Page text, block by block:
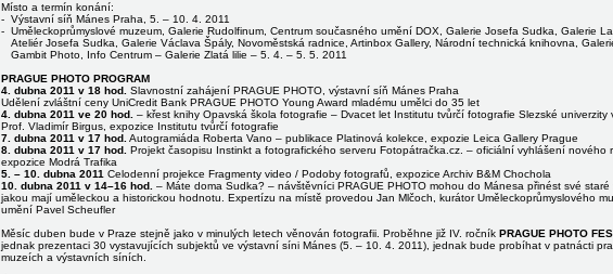
Místo a termín konání:
- Výstavní síň Mánes Praha, 5. – 10. 4. 2011
- Uměleckoprůmyslové muzeum, Galerie Rudolfinum, Centrum současného umění DOX, Galerie Josefa Sudka, Galerie
Ateliér Josefa Sudka, Galerie Václava Špály, Novoměstská radnice, Artinbox Gallery, Národní technická knihovna,
Gambit Photo, Info Centrum – Galerie Zlatá lilie – 5. 4. – 5. 5. 2011
PRAGUE PHOTO PROGRAM
4. dubna 2011 v 18 hod. Slavnostní zahájení PRAGUE PHOTO, výstavní síň Mánes Praha
Udělení zvláštní ceny UniCredit Bank PRAGUE PHOTO Young Award mladému umělci do 35 let
4. dubna 2011 ve 20 hod. – křest knihy Opavská škola fotografie – Dvacet let Institutu tvůrčí fotografie Slezské univerzity
Prof. Vladimír Birgus, expozice Institutu tvůrčí fotografie
7. dubna 2011 v 17 hod. Autogramiáda Roberta Vano – publikace Platinová kolekce, expozie Leica Gallery Prague
8. dubna 2011 v 17 hod. Projekt časopisu Instinkt a fotografického serveru Fotopátračka.cz. – oficiální vyhlášení nového
expozice Modrá Trafika
5. – 10. dubna 2011 Celodenní projekce Fragmenty video / Podoby fotografů, expozice Archiv B&M Chochola
10. dubna 2011 v 14–16 hod. – Máte doma Sudka? – návštěvníci PRAGUE PHOTO mohou do Mánesa přinést své
jakou mají uměleckou a historickou hodnotu. Expertízu na místě provedou Jan Mlčoch, kurátor Uměleckoprůmyslového
umění Pavel Scheufler
Měsíc duben bude v Praze stejně jako v minulých letech věnován fotografii. Proběhne již IV. ročník PRAGUE PHOTO
jednak prezentaci 30 vystavujících subjektů ve výstavní síni Mánes (5. – 10. 4. 2011), jednak bude probíhat v patnácti
muzeích a výstavních síních.